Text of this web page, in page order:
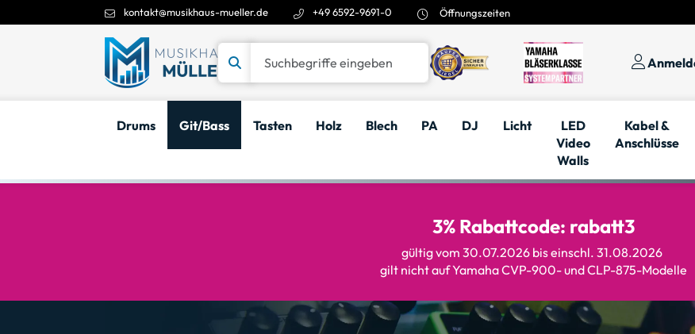
kontakt@musikhaus-mueller.de +49 6592-9691-0 Öffnungszeiten
Drums Git/Bass Tasten Holz Blech PA DJ Licht
LED
Video
Walls
Kabel &
Anschlüsse
3% Rabattcode: rabatt3
gültig vom 30.07.2026 bis einschl. 31.08.2026
gilt nicht auf Yamaha CVP-900- und CLP-875-Modelle